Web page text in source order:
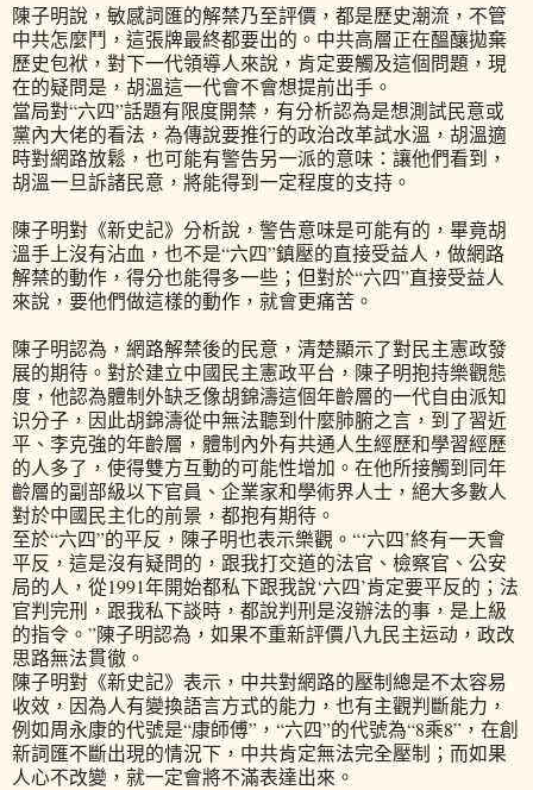
陳子明說，敏感詞匯的解禁乃至評價，都是歷史潮流，不管
中共怎麼鬥，這張牌最終都要出的。中共高層正在醞釀拋棄
歷史包袱，對下一代領導人來說，肯定要觸及這個問題，現
在的疑問是，胡溫這一代會不會想提前出手。
當局對“六四”話題有限度開禁，有分析認為是想測試民意或
黨內大佬的看法，為傳說要推行的政治改革試水溫，胡溫適
時對網路放鬆，也可能有警告另一派的意味：讓他們看到，
胡溫一旦訴諸民意，將能得到一定程度的支持。
陳子明對《新史記》分析說，警告意味是可能有的，畢竟胡
溫手上沒有沾血，也不是“六四”鎮壓的直接受益人，做網路
解禁的動作，得分也能得多一些；但對於“六四”直接受益人
來說，要他們做這樣的動作，就會更痛苦。
陳子明認為，網路解禁後的民意，清楚顯示了對民主憲政發
展的期待。對於建立中國民主憲政平台，陳子明抱持樂觀態
度，他認為體制外缺乏像胡錦濤這個年齡層的一代自由派知
识分子，因此胡錦濤從中無法聽到什麼肺腑之言，到了習近
平、李克強的年齡層，體制內外有共通人生經歷和學習經歷
的人多了，使得雙方互動的可能性增加。在他所接觸到同年
齡層的副部級以下官員、企業家和學術界人士，絕大多數人
對於中國民主化的前景，都抱有期待。
至於“六四”的平反，陳子明也表示樂觀。“‘六四’終有一天會
平反，這是沒有疑問的，跟我打交道的法官、檢察官、公安
局的人，從1991年開始都私下跟我說‘六四’肯定要平反的；法
官判完刑，跟我私下談時，都說判刑是沒辦法的事，是上級
的指令。”陳子明認為，如果不重新評價八九民主运动，政改
思路無法貫徹。
陳子明對《新史記》表示，中共對網路的壓制總是不太容易
收效，因為人有變換語言方式的能力，也有主觀判斷能力，
例如周永康的代號是“康師傅”，“六四”的代號為“8乘8”，在創
新詞匯不斷出現的情況下，中共肯定無法完全壓制；而如果
人心不改變，就一定會將不滿表達出來。